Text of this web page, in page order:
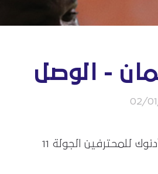
- الوصل
02/
للمحترفين الجولة 11